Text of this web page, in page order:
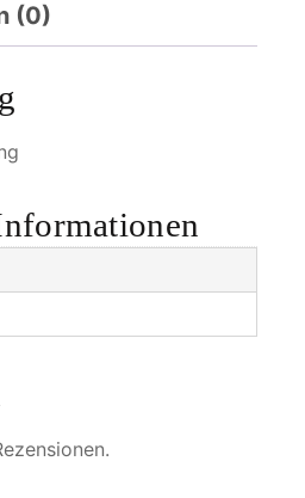
(0)